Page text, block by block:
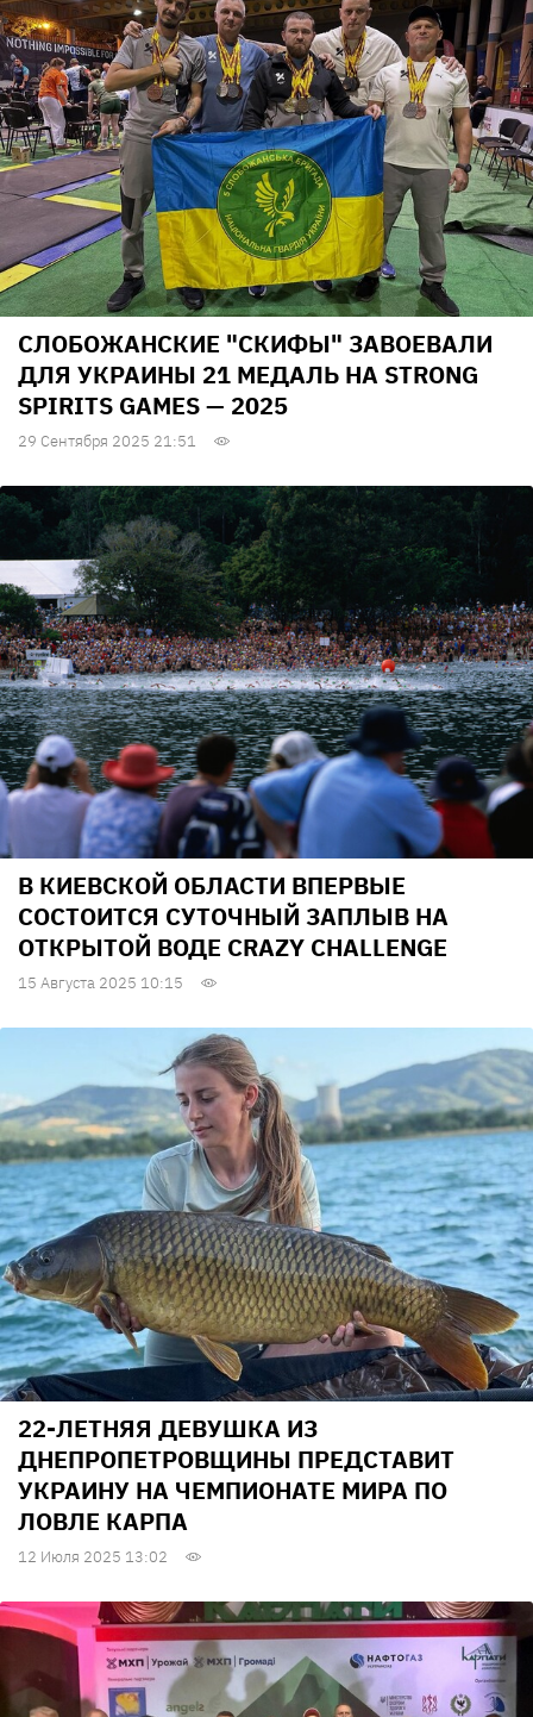
СЛОБОЖАНСКИЕ "СКИФЫ" ЗАВОЕВАЛИ
ДЛЯ УКРАИНЫ 21 МЕДАЛЬ НА STRONG
SPIRITS GAMES — 2025
29 Сентября 2025 21:51
В КИЕВСКОЙ ОБЛАСТИ ВПЕРВЫЕ
СОСТОИТСЯ СУТОЧНЫЙ ЗАПЛЫВ НА
ОТКРЫТОЙ ВОДЕ CRAZY CHALLENGE
15 Августа 2025 10:15
22-ЛЕТНЯЯ ДЕВУШКА ИЗ
ДНЕПРОПЕТРОВЩИНЫ ПРЕДСТАВИТ
УКРАИНУ НА ЧЕМПИОНАТЕ МИРА ПО
ЛОВЛЕ КАРПА
12 Июля 2025 13:02